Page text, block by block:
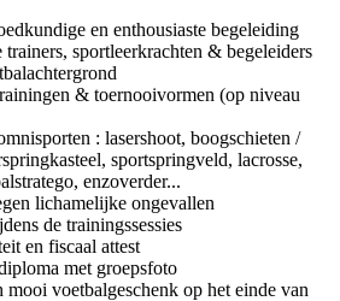
en enthousiaste begeleiding
trainers, sportleerkrachten & begeleiders
& toernooivormen (op niveau
: lasershoot, boogschieten /
sportspringveld, lacrosse,
enzoverder...
lichamelijke ongevallen
de trainingssessies
en fiscaal attest
met groepsfoto
mooi voetbalgeschenk op het einde van